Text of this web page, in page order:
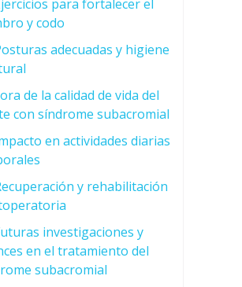
para fortalecer el
y codo
adecuadas y higiene
de la calidad de vida del
con síndrome subacromial
en actividades diarias
y rehabilitación
investigaciones y
en el tratamiento del
subacromial